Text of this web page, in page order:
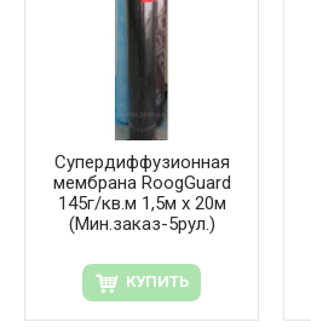
Супердиффузионная
мембрана RoogGuard
145г/кв.м 1,5м х 20м
(Мин.заказ-5рул.)
КУПИТЬ